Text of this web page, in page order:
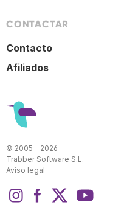
CONTACTAR
Contacto
Afiliados
© 2005 - 2026
Trabber Software S.L.
Aviso legal